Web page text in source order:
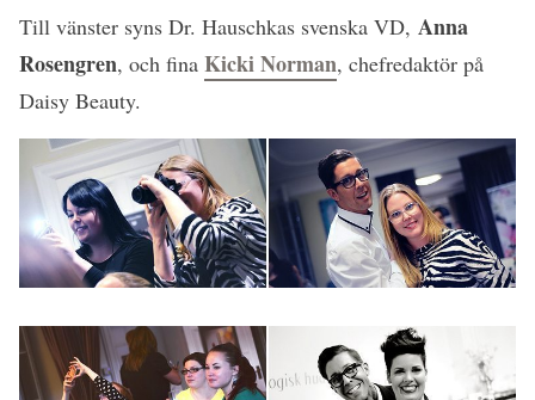
Till vänster syns Dr. Hauschkas svenska VD, Anna
Rosengren, och fina Kicki Norman, chefredaktör på
Daisy Beauty.